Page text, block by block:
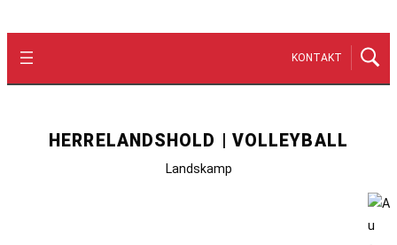
KONTAKT
HERRELANDSHOLD | VOLLEYBALL
Landskamp